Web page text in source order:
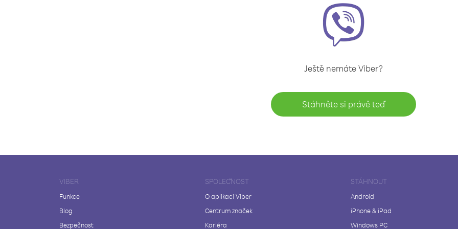
Ještě nemáte Viber?
Stáhněte si právě teď
VIBER
Funkce
Blog
Bezpečnost
SPOLEČNOST
O aplikaci Viber
Centrum značek
Kariéra
STÁHNOUT
Android
iPhone & iPad
Windows PC